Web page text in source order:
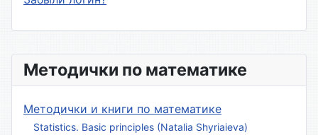
Методички по математике
Методички и книги по математике
Statistics. Basic principles (Natalia Shyriaieva)